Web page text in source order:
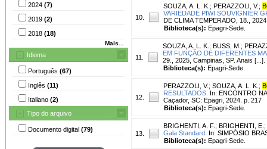
2024 (7)
2019 (2)
2018 (18)
Mais...
Idioma
Português (67)
Inglês (11)
Italiano (2)
Tipo do arquivo
Documento digital (79)
10.
SOUZA, A. L. K. ; PERAZZOLI, V.;
VARIEDADE PIWI SOUVIGNIER
DE CLIMA TEMPERADO, 18.,
Biblioteca(s): Epagri-Sede.
11.
SOUZA, A. L. K. ; BUSS, M. ;
EM FUNÇÃO DE DIFERENTES
29., 2025, Campinas, SP. Anais
Biblioteca(s): Epagri-Sede.
12.
PERAZZOLI, V.; SOUZA, A. L. K. ;
RESULTADOS. In: ENCONTRO
Caçador, SC: Epagri, 2024. p. 217
Biblioteca(s): Epagri-Sede.
13.
BRIGHENTI, A. F. ; BRIGHENTI, E. ;
Gala Standard. In: SIMPÓSIO
Biblioteca(s): Epagri-Sede.